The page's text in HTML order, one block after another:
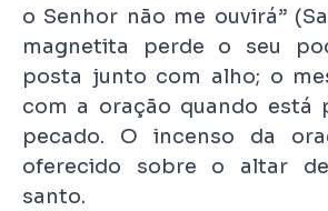
o Senhor não me ouvirá”
magnetita perde o seu
posta junto com alho; o
com a oração quando está
pecado. O incenso da
oferecido sobre o altar
santo.